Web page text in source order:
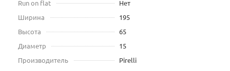
Run on flat
Нет
Ширина
195
Высота
65
Диаметр
15
Производитель
Pirelli